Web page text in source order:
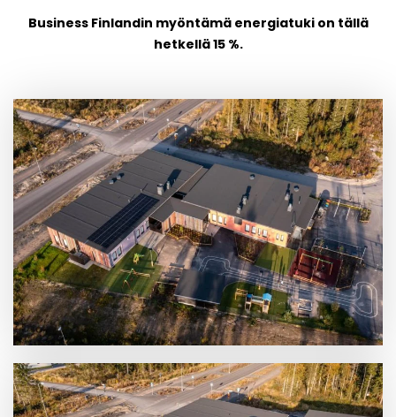
Business Finlandin myöntämä energiatuki on tällä
hetkellä 15 %.